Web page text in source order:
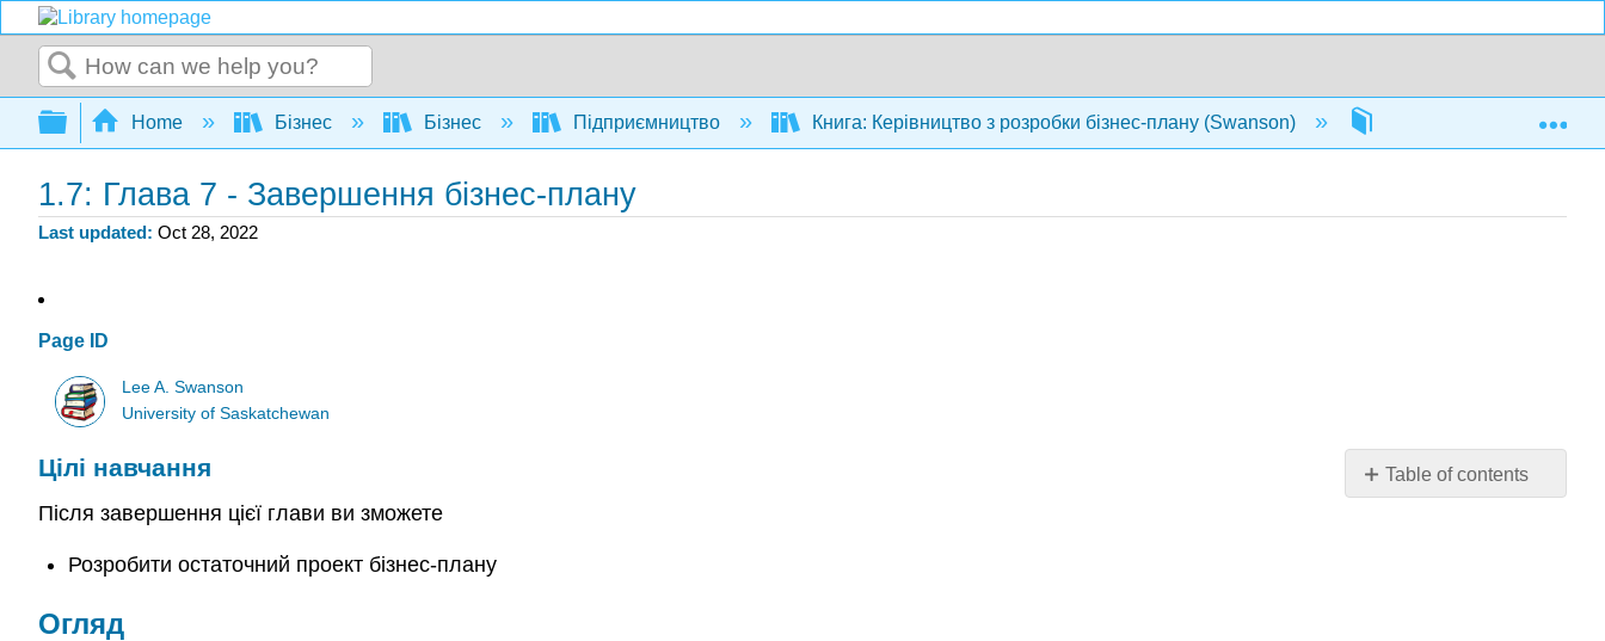
Search
Expand/collapse global hierarchy
Home Бізнес Бізнес Підприємництво Книга: Керівництво з розробки бізнес-плану (Swanson) 1.7:
1.7: Глава 7 - Завершення бізнес-плану
Last updated Oct 28, 2022
Page ID
Lee A. Swanson
University of Saskatchewan
Table of contents
Цілі навчання
Після завершення цієї глави ви зможете
Розробити остаточний проект бізнес-плану
Огляд